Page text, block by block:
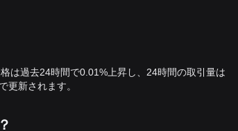
は過去24時間で0.01%上昇し、24時間の取引量は
更新されます。